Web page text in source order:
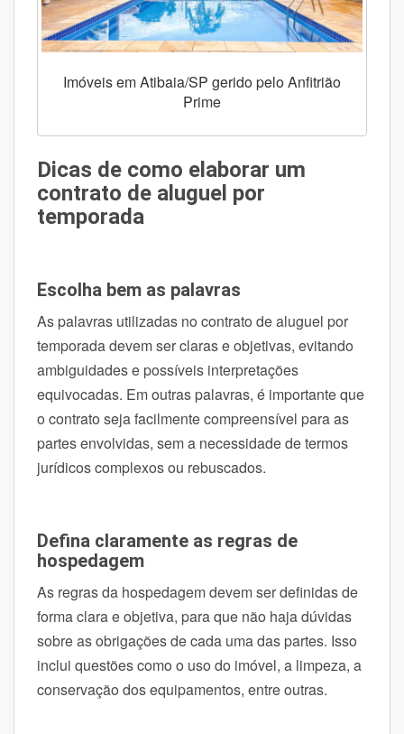
Imóveis em Atibaia/SP gerido pelo Anfitrião
Prime
Dicas de como elaborar um
contrato de aluguel por
temporada
Escolha bem as palavras
As palavras utilizadas no contrato de aluguel por
temporada devem ser claras e objetivas, evitando
ambiguidades e possíveis interpretações
equivocadas. Em outras palavras, é importante que
o contrato seja facilmente compreensível para as
partes envolvidas, sem a necessidade de termos
jurídicos complexos ou rebuscados.
Defina claramente as regras de
hospedagem
As regras da hospedagem devem ser definidas de
forma clara e objetiva, para que não haja dúvidas
sobre as obrigações de cada uma das partes. Isso
inclui questões como o uso do imóvel, a limpeza, a
conservação dos equipamentos, entre outras.